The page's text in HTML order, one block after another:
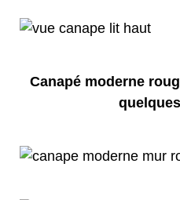
Canapé moderne